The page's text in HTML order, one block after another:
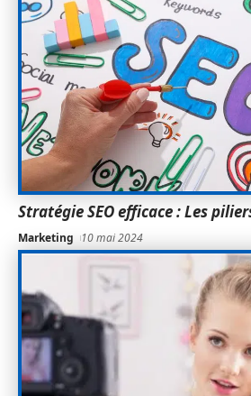
Stratégie SEO efficace : Les
Marketing 10 mai 2024